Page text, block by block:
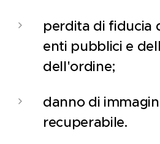
perdita di fiducia
enti pubblici e
dell'ordine;
danno di
recuperabile.